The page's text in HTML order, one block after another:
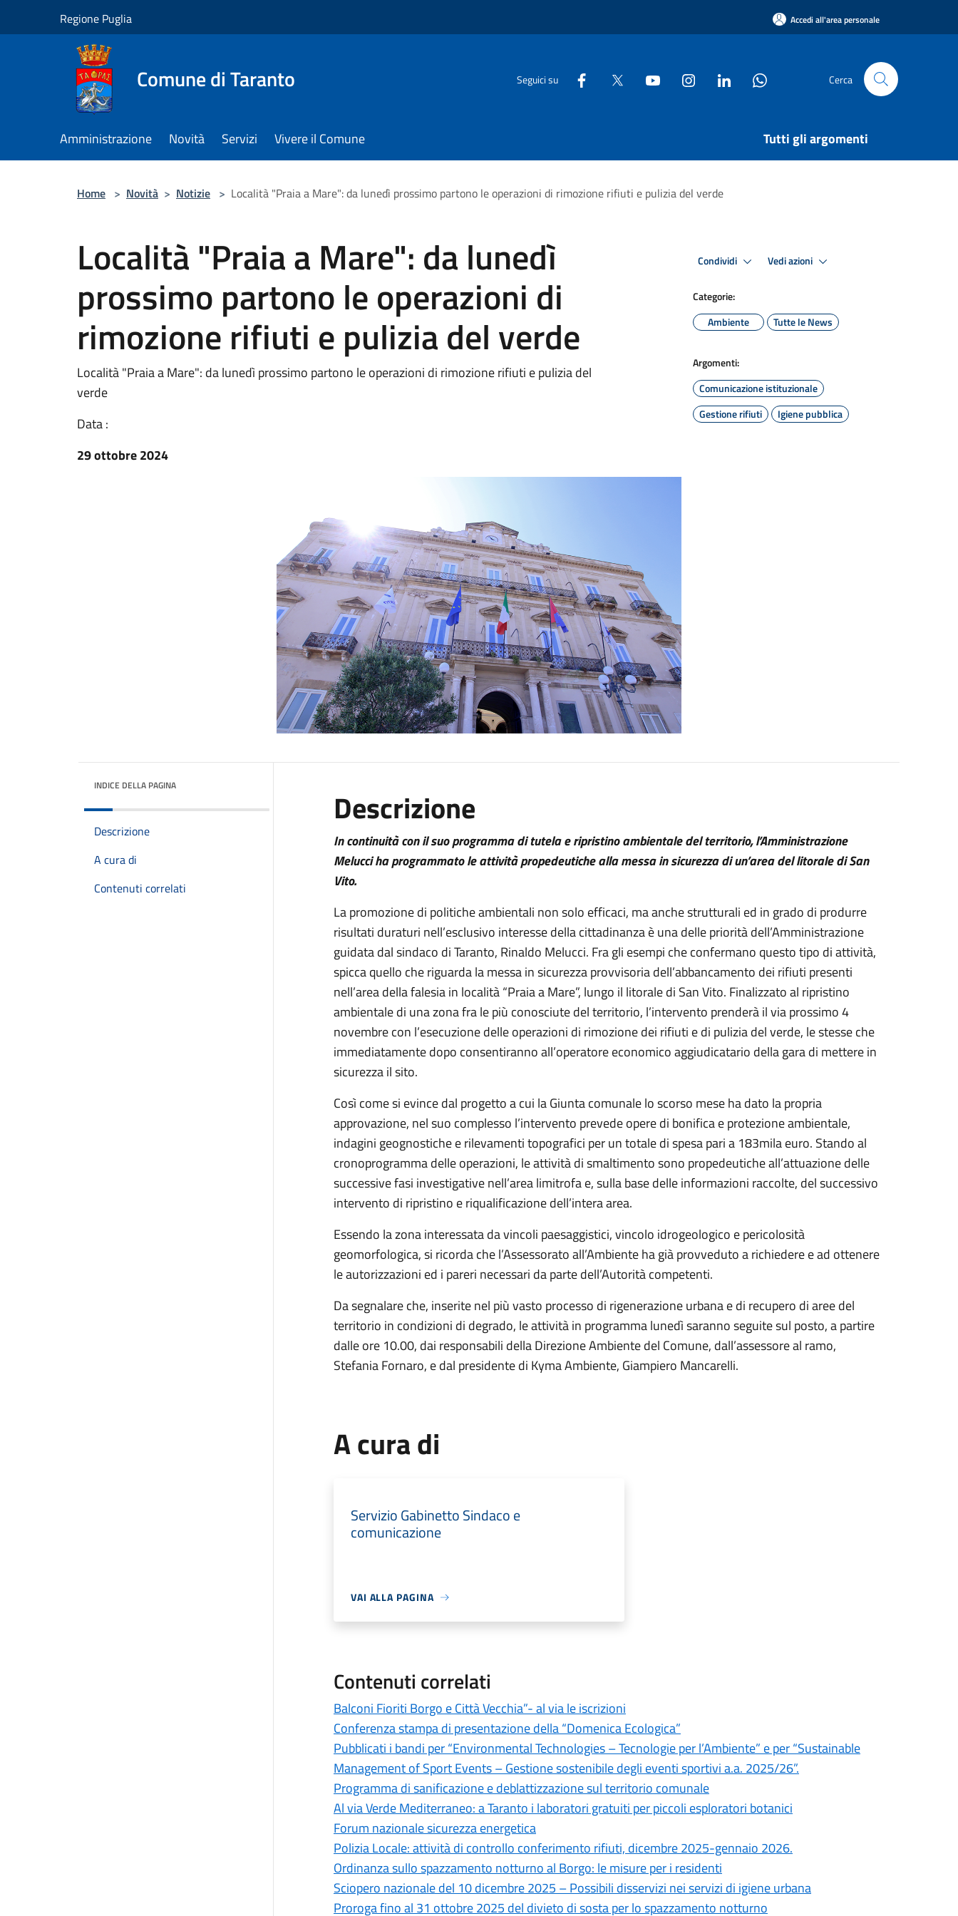
Regione Puglia Accedi all'area personale
Comune di Taranto Seguici su Cerca
Amministrazione Novità Servizi Vivere il Comune Tutti gli argomenti
Home > Novità > Notizie > Località "Praia a Mare": da lunedì prossimo partono le operazioni di rimozione rifiuti e pulizia del verde
Località "Praia a Mare": da lunedì
prossimo partono le operazioni di
rimozione rifiuti e pulizia del verde
Località "Praia a Mare": da lunedì prossimo partono le operazioni di rimozione rifiuti e pulizia del
verde
Data :
29 ottobre 2024
Condividi Vedi azioni
Categorie:
Ambiente
Tutte le News
Argomenti:
Comunicazione istituzionale
Gestione rifiuti
Igiene pubblica
INDICE DELLA PAGINA
Descrizione
A cura di
Contenuti correlati
Descrizione
In continuità con il suo programma di tutela e ripristino ambientale del territorio, l’Amministrazione
Melucci ha programmato le attività propedeutiche alla messa in sicurezza di un’area del litorale di San
Vito.
La promozione di politiche ambientali non solo efficaci, ma anche strutturali ed in grado di produrre
risultati duraturi nell’esclusivo interesse della cittadinanza è una delle priorità dell’Amministrazione
guidata dal sindaco di Taranto, Rinaldo Melucci. Fra gli esempi che confermano questo tipo di attività,
spicca quello che riguarda la messa in sicurezza provvisoria dell’abbancamento dei rifiuti presenti
nell’area della falesia in località “Praia a Mare”, lungo il litorale di San Vito. Finalizzato al ripristino
ambientale di una zona fra le più conosciute del territorio, l’intervento prenderà il via prossimo 4
novembre con l’esecuzione delle operazioni di rimozione dei rifiuti e di pulizia del verde, le stesse che
immediatamente dopo consentiranno all’operatore economico aggiudicatario della gara di mettere in
sicurezza il sito.
Così come si evince dal progetto a cui la Giunta comunale lo scorso mese ha dato la propria
approvazione, nel suo complesso l’intervento prevede opere di bonifica e protezione ambientale,
indagini geognostiche e rilevamenti topografici per un totale di spesa pari a 183mila euro. Stando al
cronoprogramma delle operazioni, le attività di smaltimento sono propedeutiche all’attuazione delle
successive fasi investigative nell’area limitrofa e, sulla base delle informazioni raccolte, del successivo
intervento di ripristino e riqualificazione dell’intera area.
Essendo la zona interessata da vincoli paesaggistici, vincolo idrogeologico e pericolosità
geomorfologica, si ricorda che l’Assessorato all’Ambiente ha già provveduto a richiedere e ad ottenere
le autorizzazioni ed i pareri necessari da parte dell’Autorità competenti.
Da segnalare che, inserite nel più vasto processo di rigenerazione urbana e di recupero di aree del
territorio in condizioni di degrado, le attività in programma lunedì saranno seguite sul posto, a partire
dalle ore 10.00, dai responsabili della Direzione Ambiente del Comune, dall’assessore al ramo,
Stefania Fornaro, e dal presidente di Kyma Ambiente, Giampiero Mancarelli.
A cura di
Servizio Gabinetto Sindaco e
comunicazione
VAI ALLA PAGINA
Contenuti correlati
Balconi Fioriti Borgo e Città Vecchia”- al via le iscrizioni
Conferenza stampa di presentazione della “Domenica Ecologica”
Pubblicati i bandi per “Environmental Technologies – Tecnologie per l’Ambiente” e per “Sustainable
Management of Sport Events – Gestione sostenibile degli eventi sportivi a.a. 2025/26”.
Programma di sanificazione e deblattizzazione sul territorio comunale
Al via Verde Mediterraneo: a Taranto i laboratori gratuiti per piccoli esploratori botanici
Forum nazionale sicurezza energetica
Polizia Locale: attività di controllo conferimento rifiuti, dicembre 2025-gennaio 2026.
Ordinanza sullo spazzamento notturno al Borgo: le misure per i residenti
Sciopero nazionale del 10 dicembre 2025 – Possibili disservizi nei servizi di igiene urbana
Proroga fino al 31 ottobre 2025 del divieto di sosta per lo spazzamento notturno